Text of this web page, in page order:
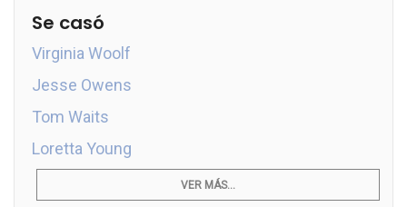
Se casó
Virginia Woolf
Jesse Owens
Tom Waits
Loretta Young
VER MÁS...